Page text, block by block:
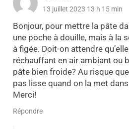
13 juillet 2023 13 h 15 min
Bonjour, pour mettre la pâte
une poche à douille, mais à la
à figée. Doit-on attendre
réchauffant en air ambiant ou
pâte bien froide? Au risque
pas lisse quand on la met
Merci!
Répondre